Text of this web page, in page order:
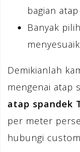
bagian atap
Banyak
Demikianlah
mengenai atap
atap spandek
per meter
hubungi